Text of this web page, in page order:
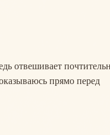
отвешивает
прямо перед